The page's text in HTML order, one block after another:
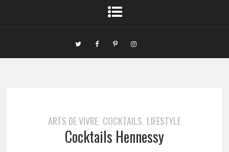
ARTS DE VIVRE, COCKTAILS, LIFESTYLE
Cocktails Hennessy